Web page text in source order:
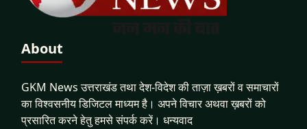
About
GKM News उत्तराखंड तथा देश-विदेश की ताज़ा ख़बरों व समाचारों
का विश्वसनीय डिजिटल माध्यम है। अपने विचार अथवा ख़बरों को
प्रसारित करने हेतु हमसे संपर्क करें। धन्यवाद